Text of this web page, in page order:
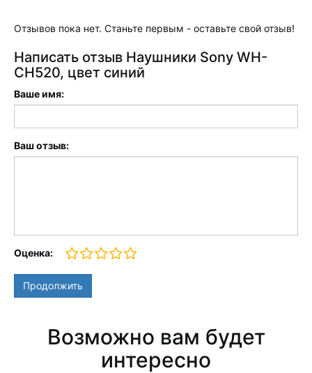
Отзывов пока нет. Станьте первым - оставьте свой отзыв!
Написать отзыв Наушники Sony WH-
CH520, цвет синий
Ваше имя:
Ваш отзыв:
Оценка:
Продолжить
Возможно вам будет
интересно